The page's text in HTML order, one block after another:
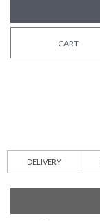
CART
DELIVERY